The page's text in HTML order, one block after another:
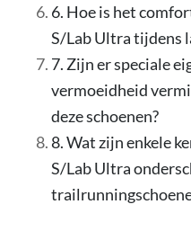
6. Hoe is het
S/Lab Ultra tijdens
7. Zijn er speciale
vermoeidheid
deze schoenen?
8. Wat zijn enkele
S/Lab Ultra